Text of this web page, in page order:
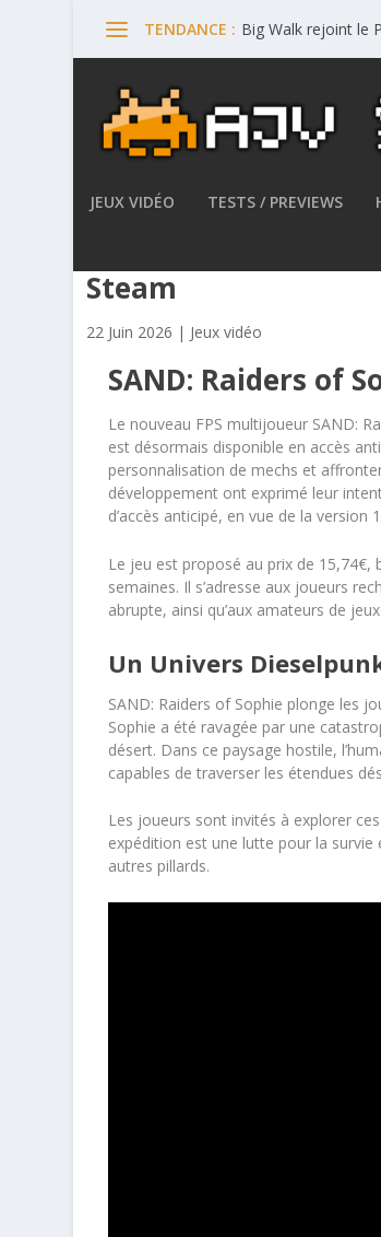
TENDANCE : Big Walk rejoint le
JEUX VIDÉO TESTS / PREVIEWS
Steam
22 Juin 2026 | Jeux vidéo
SAND: Raiders of
Le nouveau FPS multijoueur SAND:
est désormais disponible en accès
personnalisation de mechs et
développement ont exprimé leur
d’accès anticipé, en vue de la version
Le jeu est proposé au prix de 15,74€,
semaines. Il s’adresse aux joueurs
abrupte, ainsi qu’aux amateurs de
Un Univers
SAND: Raiders of Sophie plonge les
Sophie a été ravagée par une
désert. Dans ce paysage hostile,
capables de traverser les étendues
Les joueurs sont invités à explorer
expédition est une lutte pour la
autres pillards.